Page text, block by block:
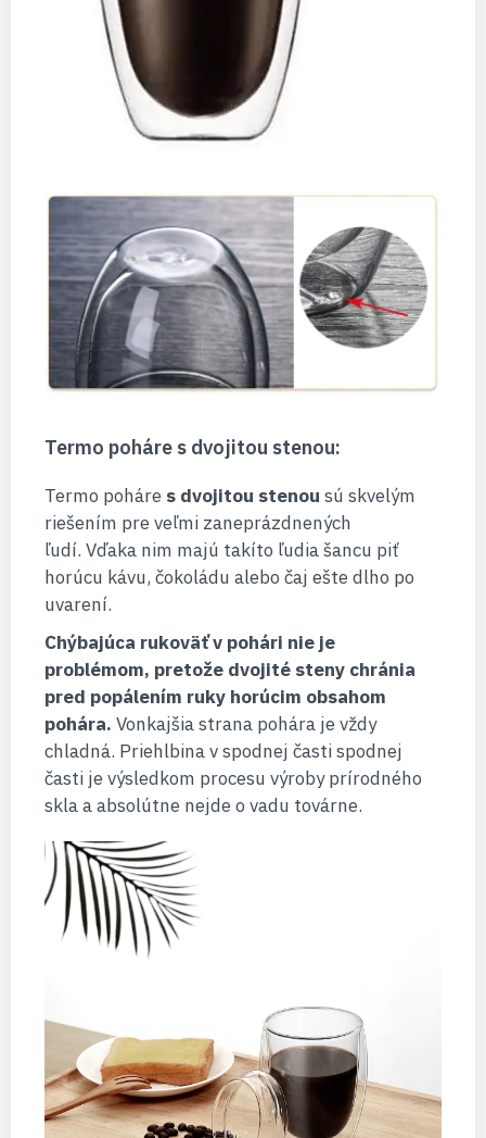
Termo poháre s dvojitou stenou:
Termo poháre s dvojitou stenou sú skvelým
riešením pre veľmi zaneprázdnených
ľudí. Vďaka nim majú takíto ľudia šancu piť
horúcu kávu, čokoládu alebo čaj ešte dlho po
uvarení.
Chýbajúca rukoväť v pohári nie je
problémom, pretože dvojité steny chránia
pred popálením ruky horúcim obsahom
pohára. Vonkajšia strana pohára je vždy
chladná. Priehlbina v spodnej časti spodnej
časti je výsledkom procesu výroby prírodného
skla a absolútne nejde o vadu továrne.